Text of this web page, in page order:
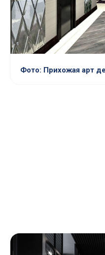
Фото: Прихожая арт